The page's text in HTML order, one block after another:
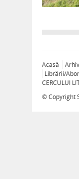
Acasă
Librării/
CERCULUI
© Copyright